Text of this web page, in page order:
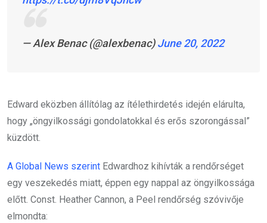
— Alex Benac (@alexbenac)June 20, 2022
Edward eközben állítólag az ítélethirdetés idején elárulta,
hogy „öngyilkossági gondolatokkal és erős szorongással”
küzdött.
A Global News szerint Edwardhoz kihívták a rendőrséget
egy veszekedés miatt, éppen egy nappal az öngyilkossága
előtt. Const. Heather Cannon, a Peel rendőrség szóvivője
elmondta: